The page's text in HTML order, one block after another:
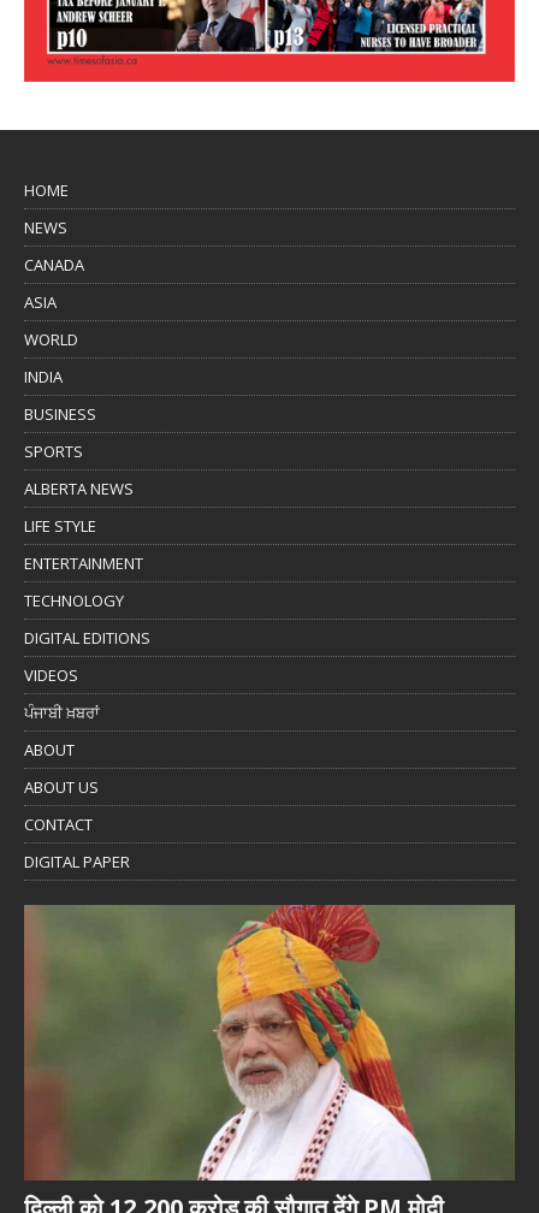
HOME
NEWS
CANADA
ASIA
WORLD
INDIA
BUSINESS
SPORTS
ALBERTA NEWS
LIFE STYLE
ENTERTAINMENT
TECHNOLOGY
DIGITAL EDITIONS
VIDEOS
ਪੰਜਾਬੀ ਖ਼ਬਰਾਂ
ABOUT
ABOUT US
CONTACT
DIGITAL PAPER